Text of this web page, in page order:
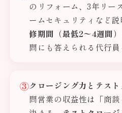
のリフォーム、3年リー
ームセキュリティなど説
修期間（最低2〜4週間）
問にも答えられる代行員
③クロージング力とテス
問営業の収益性は「商